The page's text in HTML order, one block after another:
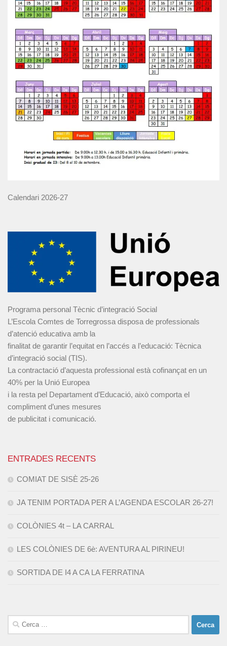
Calendari 2026-27
Programa personal Tècnic d’integració Social
L’Escola Comtes de Torregrossa disposa de professionals
d’atenció educativa amb la
finalitat de garantir l’equitat en l’accés a l’educació: Tècnica
d’integració social (TIS).
La contractació d’aquesta professional està cofinançat en un
40% per la Unió Europea
i la resta pel Departament d’Educació, això comporta el
compliment d’unes mesures
de publicitat i comunicació.
ENTRADES RECENTS
COMIAT DE SISÈ 25-26
JA TENIM PORTADA PER A L’AGENDA ESCOLAR 26-27!
COLÒNIES 4t – LA CARRAL
LES COLÒNIES DE 6è: AVENTURA AL PIRINEU!
SORTIDA DE I4 A CA LA FERRATINA
Cerca: